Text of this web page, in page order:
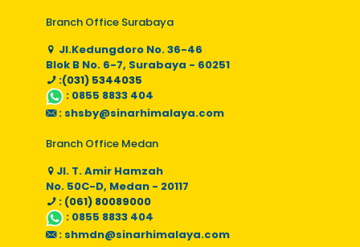
Branch Office Surabaya
Jl.Kedungdoro No. 36-46
Blok B No. 6-7, Surabaya - 60251
:(031) 5344035
: 0855 8833 404
: shsby@sinarhimalaya.com
Branch Office Medan
Jl. T. Amir Hamzah
No. 50C-D, Medan - 20117
: (061) 80089000
: 0855 8833 404
: shmdn@sinarhimalaya.com